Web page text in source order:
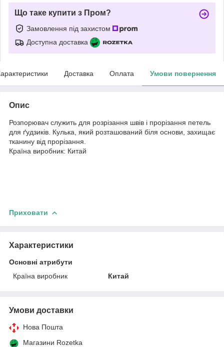
Що таке купити з Пром?
Замовлення під захистом
Доступна доставка
Доставка Оплата Умови повернення
Опис
Розпорювач служить для розрізання швів і прорізання петель
для ґудзиків. Кулька, який розташований біля основи, захищає
тканину від прорізання.
Країна виробник: Китай
Приховати
Характеристики
Основні атрибути
Країна виробник
Китай
Умови доставки
Нова Пошта
Магазини Rozetka